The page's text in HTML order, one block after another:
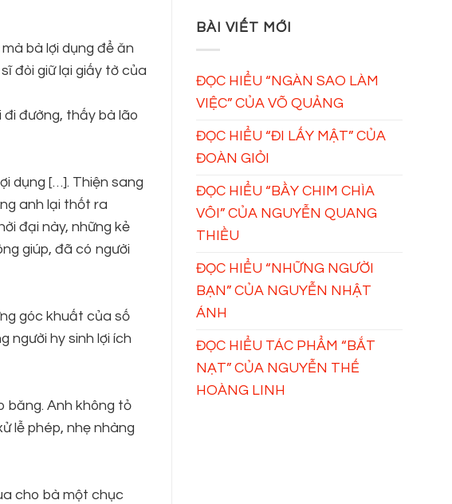
bà lợi dụng để ăn
đòi giữ lại giấy tờ của
đi đường, thấy bà lão
dụng […]. Thiện sang
anh lại thốt ra
đại này, những kẻ
giúp, đã có người
góc khuất của số
người hy sinh lợi ích
băng. Anh không tỏ
lễ phép, nhẹ nhàng
cho bà một chục
BÀI VIẾT MỚI
ĐỌC HIỂU “NGÀN SAO LÀM
VIỆC” CỦA VÕ QUẢNG
ĐỌC HIỂU “ĐI LẤY MẬT” CỦA
ĐOÀN GIỎI
ĐỌC HIỂU “BẦY CHIM CHÌA
VÔI” CỦA NGUYỄN QUANG
THIỀU
ĐỌC HIỂU “NHỮNG NGƯỜI
BẠN” CỦA NGUYỄN NHẬT
ÁNH
ĐỌC HIỂU TÁC PHẨM “BẮT
NẠT” CỦA NGUYỄN THẾ
HOÀNG LINH